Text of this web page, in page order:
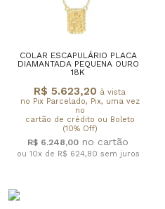
COLAR ESCAPULÁRIO PLACA
DIAMANTADA PEQUENA OURO
18K
R$ 5.623,20 à vista
no Pix Parcelado, Pix, uma vez
no
cartão de crédito ou Boleto
(10% Off)
R$ 6.248,00
ou 10x de R$ 624,80 sem juros